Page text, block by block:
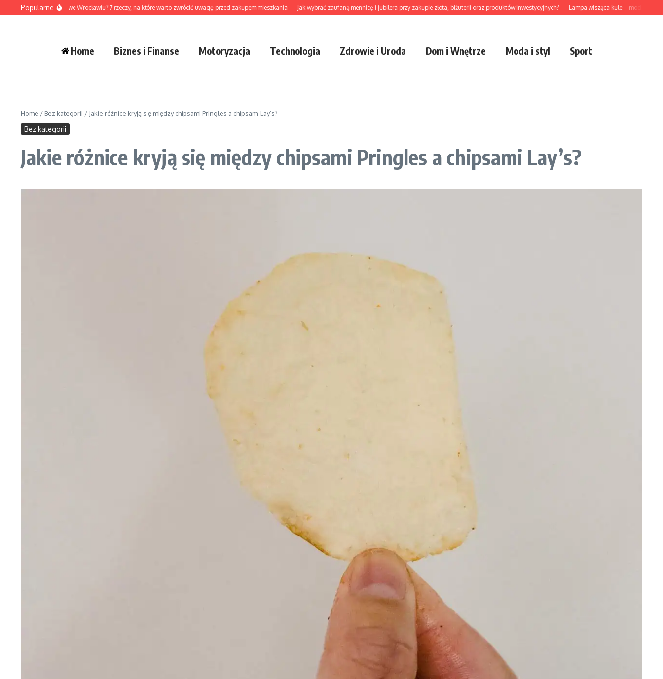
Przejdź do treści
Popularne
dewelopera we Wrocławiu? 7 rzeczy, na które warto zwrócić uwagę przed zakupem mieszkania Jak wybrać zaufaną mennicę i jubilera przy zakupie złota, biżuterii oraz produktów inwestycyjnych? Lampa wisząca kule – modny akcent do
Home Biznes i Finanse Motoryzacja Technologia Zdrowie i Uroda Dom i Wnętrze Moda i styl Sport
Home / Bez kategorii / Jakie różnice kryją się między chipsami Pringles a chipsami Lay’s?
Bez kategorii
Jakie różnice kryją się między chipsami Pringles a chipsami Lay’s?